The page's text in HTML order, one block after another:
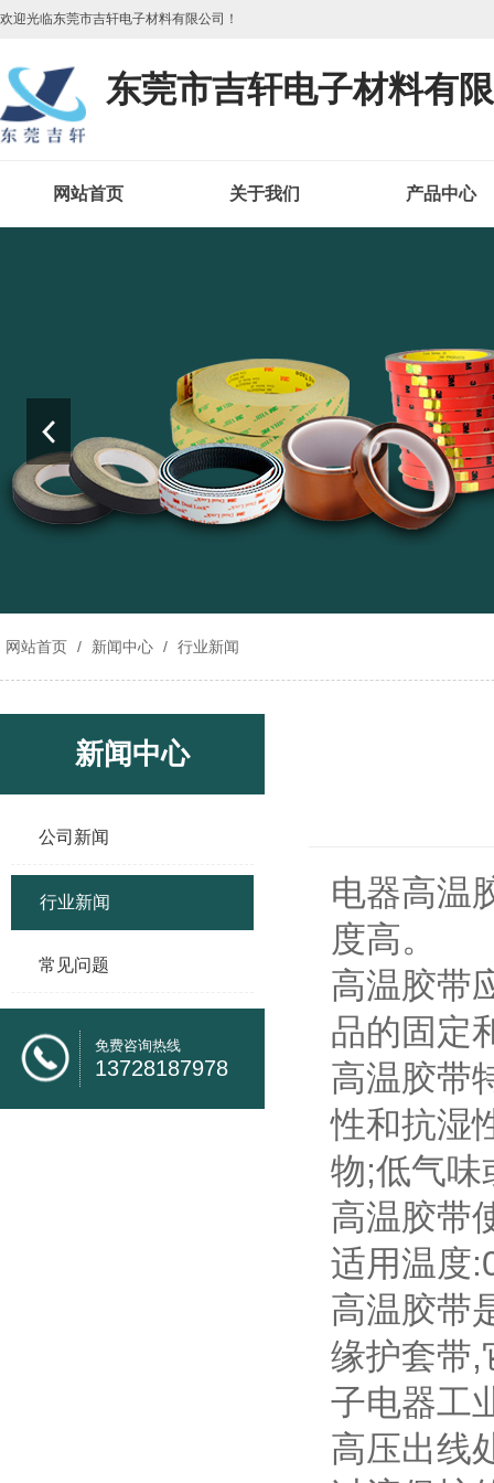
欢迎光临东莞市吉轩电子材料有限公司！
东莞市吉轩电子材料有
网站首页 关于我们 产品中心
网站首页 / 新闻中心 / 行业新闻
新闻中心
公司新闻
行业新闻
常见问题
免费咨询热线
13728187978
电器高温
度高。
高温胶带
品的固定
高温胶带
性和抗湿
物;低气味
高温胶带
适用温度
高温胶带
缘护套带,
子电器工
高压出线